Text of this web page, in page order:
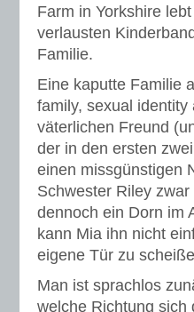
Farm in Yorkshire
verlausten
Familie.
Eine kaputte Familie
family, sexual identity
väterlichen Freund
der in den ersten
einen missgünstigen
Schwester Riley
dennoch ein Dorn im
kann Mia ihn nicht
eigene Tür zu
Man ist sprachlos
welche Richtung sich